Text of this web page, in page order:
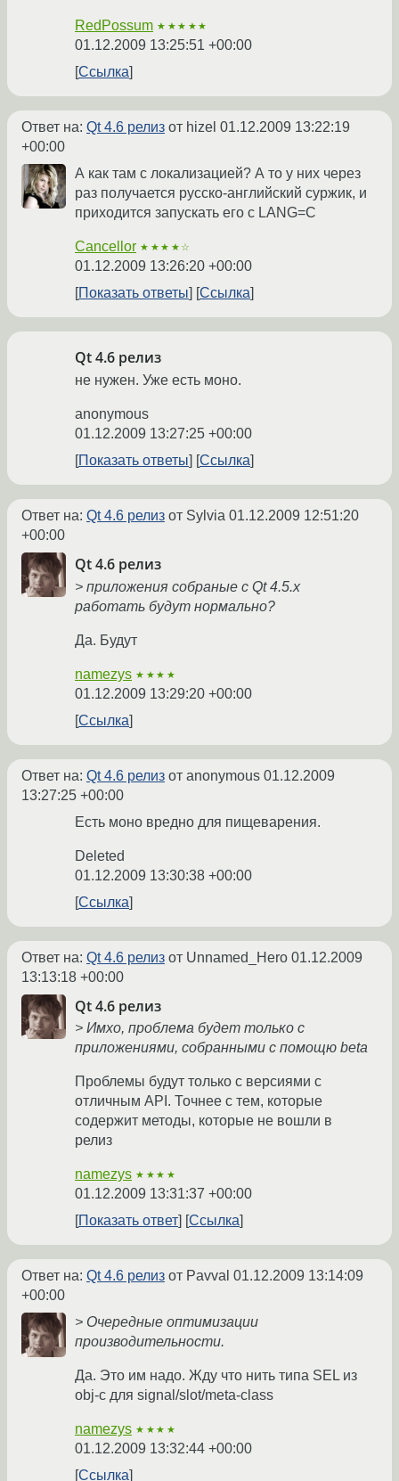
RedPossum ★★★★★
01.12.2009 13:25:51 +00:00
Ссылка
Ответ на: Qt 4.6 релиз от hizel 01.12.2009 13:22:19
+00:00
А как там с локализацией? А то у них через
раз получается русско-английский суржик, и
приходится запускать его с LANG=C
Cancellor ★★★★☆
01.12.2009 13:26:20 +00:00
Показать ответы
Ссылка
Qt 4.6 релиз
не нужен. Уже есть моно.
anonymous
01.12.2009 13:27:25 +00:00
Показать ответы
Ссылка
Ответ на: Qt 4.6 релиз от Sylvia 01.12.2009 12:51:20
+00:00
Qt 4.6 релиз
> приложения собраные с Qt 4.5.x
работать будут нормально?
Да. Будут
namezys ★★★★
01.12.2009 13:29:20 +00:00
Ссылка
Ответ на: Qt 4.6 релиз от anonymous 01.12.2009
13:27:25 +00:00
Есть моно вредно для пищеварения.
Deleted
01.12.2009 13:30:38 +00:00
Ссылка
Ответ на: Qt 4.6 релиз от Unnamed_Hero 01.12.2009
13:13:18 +00:00
Qt 4.6 релиз
> Имхо, проблема будет только с
приложениями, собранными с помощю beta
Проблемы будут только с версиями с
отличным API. Точнее с тем, которые
содержит методы, которые не вошли в
релиз
namezys ★★★★
01.12.2009 13:31:37 +00:00
Показать ответ
Ссылка
Ответ на: Qt 4.6 релиз от Pavval 01.12.2009 13:14:09
+00:00
> Очередные оптимизации
производительности.
Да. Это им надо. Жду что нить типа SEL из
obj-c для signal/slot/meta-class
namezys ★★★★
01.12.2009 13:32:44 +00:00
Ссылка